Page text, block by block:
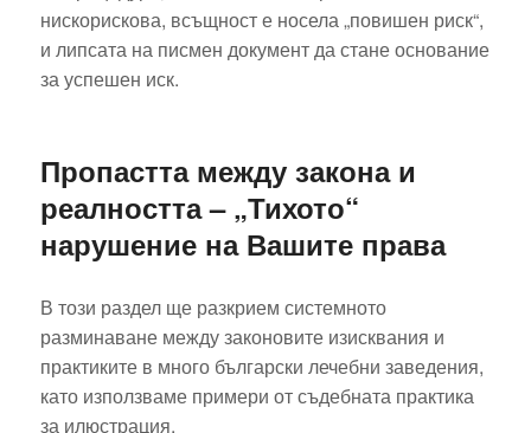
нискорискова, всъщност е носела „повишен риск“,
и липсата на писмен документ да стане основание
за успешен иск.
Пропастта между закона и
реалността – „Тихото“
нарушение на Вашите права
В този раздел ще разкрием системното
разминаване между законовите изисквания и
практиките в много български лечебни заведения,
като използваме примери от съдебната практика
за илюстрация.